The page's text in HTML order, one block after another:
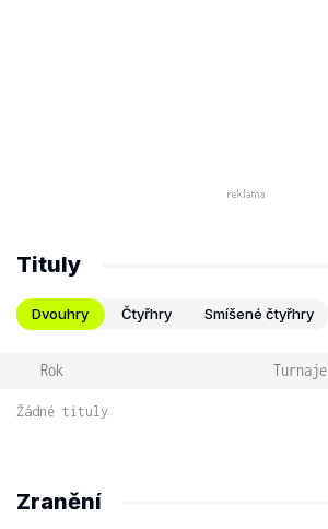
Tituly
Dvouhry Čtyřhry Smíšené čtyřhry
Rok Turnaje
Žádné tituly
Zranění